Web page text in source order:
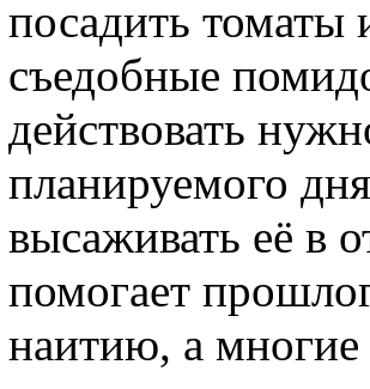
посадить томаты
съедобные
действовать
планируемого
высаживать её в
помогает
наитию, а